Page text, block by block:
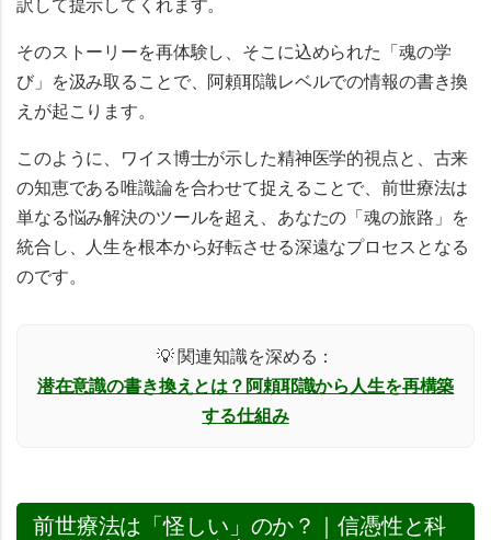
訳して提示してくれます。
そのストーリーを再体験し、そこに込められた「魂の学
び」を汲み取ることで、阿頼耶識レベルでの情報の書き換
えが起こります。
このように、ワイス博士が示した精神医学的視点と、古来
の知恵である唯識論を合わせて捉えることで、前世療法は
単なる悩み解決のツールを超え、 あなたの「魂の旅路」を
統合し、人生を根本から好転させる深遠なプロセス となる
のです。
💡 関連知識を深める：
潜在意識の書き換えとは？阿頼耶識から人生を再構築
する仕組み
前世療法は「怪しい」のか？｜信憑性と科